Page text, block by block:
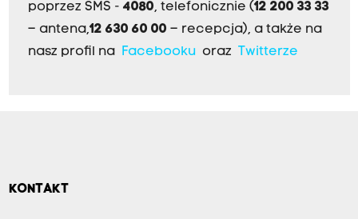
poprzez SMS - 4080, telefonicznie (12 200 33 33
– antena,12 630 60 00 – recepcja), a także na
nasz profil na
Facebookuoraz Twitterze
KONTAKT